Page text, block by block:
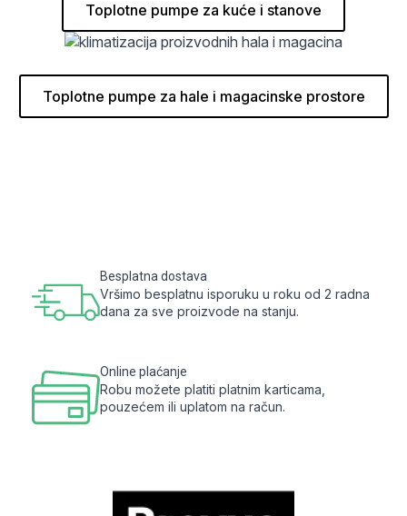
Toplotne pumpe za kuće i stanove
Toplotne pumpe za hale i magacinske prostore
Besplatna dostava
Vršimo besplatnu isporuku u roku od 2 radna
dana za sve proizvode na stanju.
Online plaćanje
Robu možete platiti platnim karticama,
pouzećem ili uplatom na račun.